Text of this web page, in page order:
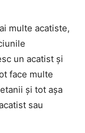
multe acatiste,
un acatist şi
face multe
şi tot aşa
sau